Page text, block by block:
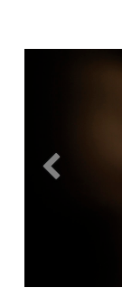
Prethodni